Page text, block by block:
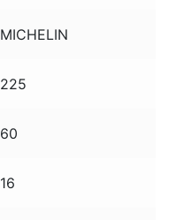
MICHELIN
225
60
16